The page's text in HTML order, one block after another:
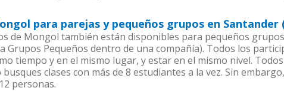
para parejas y pequeños grupos en
de Mongol también están disponibles para pequeños
Grupos Pequeños dentro de una compañía). Todos los
tiempo y en el mismo lugar, y estar en el mismo nivel.
clases con más de 8 estudiantes a la vez. Sin
personas.